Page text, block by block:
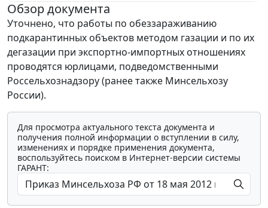
Обзор документа
Уточнено, что работы по обеззараживанию
подкарантинных объектов методом газации и по их
дегазации при экспортно-импортных отношениях
проводятся юрлицами, подведомственными
Россельхознадзору (ранее также Минсельхозу
России).
Для просмотра актуального текста документа и
получения полной информации о вступлении в силу,
изменениях и порядке применения документа,
воспользуйтесь поиском в Интернет-версии системы
ГАРАНТ: